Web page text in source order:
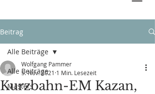
Beitrag
Alle Beiträge
Masters
Alle Beiträge
Kurzbahn-EM Kazan,
Wolfgang Pammer
5. Nov. 2021 1 Min. Lesezeit